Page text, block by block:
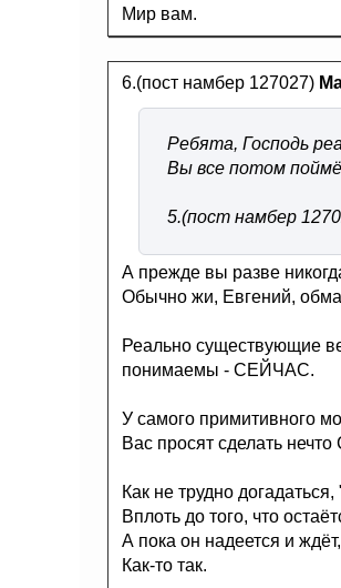
Мир вам.
6.(пост намбер 127027)
Ребята, Господь
Вы все потом
5.(пост намбер
А прежде вы разве
Обычно жи, Евгений,
Реально существующие
понимаемы - СЕЙЧАС.
У самого примитивного
Вас просят сделать
Как не трудно
Вплоть до того, что
А пока он надеется и
Как-то так.